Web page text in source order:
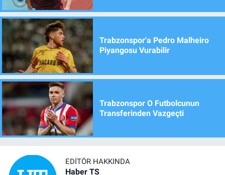
Trabzonspor'a Pedro Malheiro
Piyangosu Vurabilir
Trabzonspor O Futbolcunun
Transferinden Vazgeçti
EDITÖR HAKKINDA
Haber TS